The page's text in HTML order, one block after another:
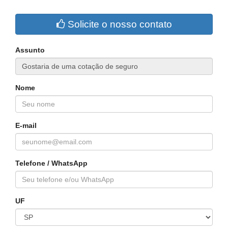
Solicite o nosso contato
Assunto
Nome
E-mail
Telefone / WhatsApp
UF